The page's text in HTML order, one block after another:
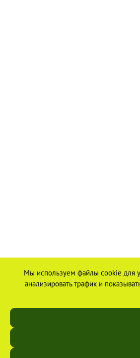
Мы используем файлы cookie для
анализировать трафик и